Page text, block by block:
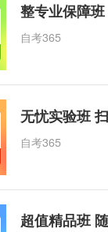
整专业保障班
自考365
无忧实验班
自考365
超值精品班